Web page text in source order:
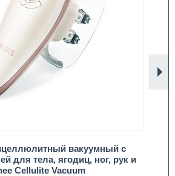
вакуумный с
для тела, ягодиц, ног, рук и
Cellulite Vacuum